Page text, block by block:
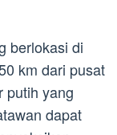
berlokasi di
km dari pusat
putih yang
dapat